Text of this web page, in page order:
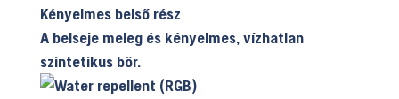
Kényelmes belső rész
A belseje meleg és kényelmes, vízhatlan
szintetikus bőr.